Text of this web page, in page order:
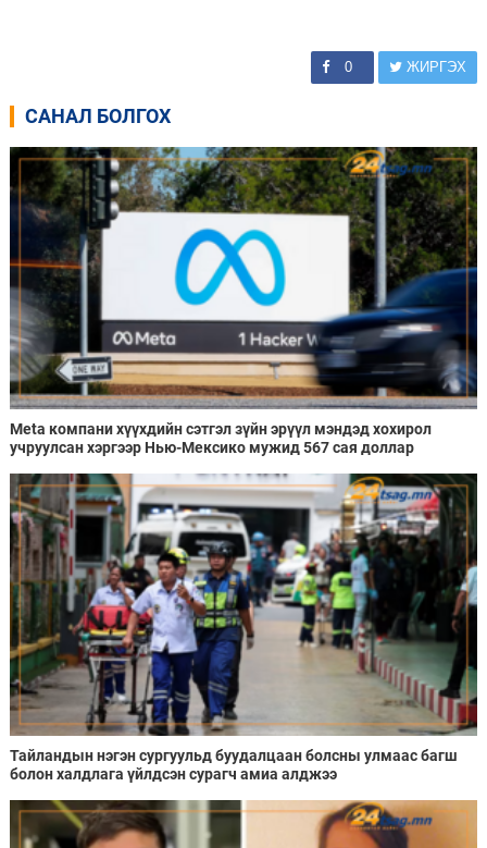
0 ЖИРГЭХ
САНАЛ БОЛГОХ
Meta компани хүүхдийн сэтгэл зүйн эрүүл мэндэд хохирол
учруулсан хэргээр Нью-Мексико мужид 567 сая доллар
Тайландын нэгэн сургуульд буудалцаан болсны улмаас багш
болон халдлага үйлдсэн сурагч амиа алджээ